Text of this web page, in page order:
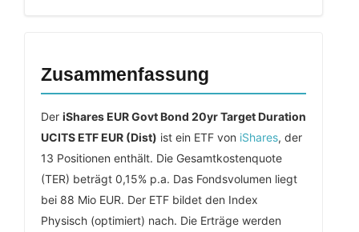
Zusammenfassung
Der iShares EUR Govt Bond 20yr Target Duration
UCITS ETF EUR (Dist) ist ein ETF von iShares, der
13 Positionen enthält. Die Gesamtkostenquote
(TER) beträgt 0,15% p.a. Das Fondsvolumen liegt
bei 88 Mio EUR. Der ETF bildet den Index
Physisch (optimiert) nach. Die Erträge werden